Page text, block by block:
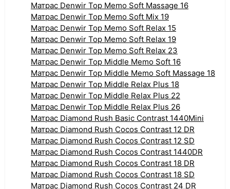
Матрас Denwir Top Memo Soft Massage 16
Матрас Denwir Top Memo Soft Mix 19
Матрас Denwir Top Memo Soft Relax 15
Матрас Denwir Top Memo Soft Relax 19
Матрас Denwir Top Memo Soft Relax 23
Матрас Denwir Top Middle Memo Soft 16
Матрас Denwir Top Middle Memo Soft Massage 18
Матрас Denwir Top Middle Relax Plus 18
Матрас Denwir Top Middle Relax Plus 22
Матрас Denwir Top Middle Relax Plus 26
Матрас Diamond Rush Basic Contrast 1440Mini
Матрас Diamond Rush Cocos Contrast 12 DR
Матрас Diamond Rush Cocos Contrast 12 SD
Матрас Diamond Rush Cocos Contrast 1440DR
Матрас Diamond Rush Cocos Contrast 18 DR
Матрас Diamond Rush Cocos Contrast 18 SD
Матрас Diamond Rush Cocos Contrast 24 DR